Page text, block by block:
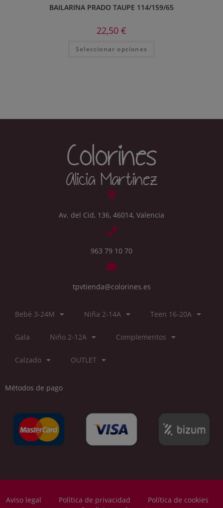
BAILARINA PRADO TAUPE 114/159/65
22,50 €
Seleccionar opciones
Av. del Cid, 136, 46014, Valencia
963 79 10 70
tpvtienda@colorines.es
Bebé 3-24M Niña 2-14A Teen 16-20A
Gala Niño 2-12A Complementos
Calzado OUTLET
Métodos de pago
Aviso legal Política de privacidad
Política de cookies